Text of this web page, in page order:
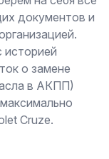
документов и
историей
о замене
в АКПП)
Cruze.